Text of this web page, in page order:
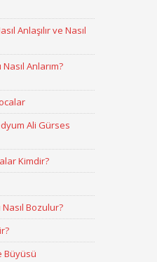
Anlaşılır ve Nasıl
Anlarım?
Ali Gürses
Kimdir?
Bozulur?
Büyüsü